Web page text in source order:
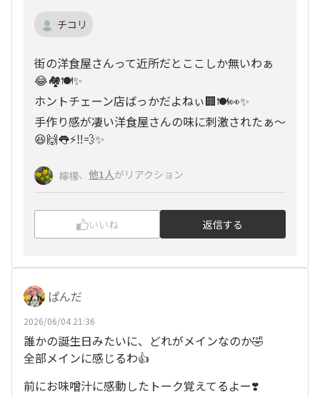
チコリ
街の洋食屋さんって近所だとここしか無いわぁ
😂🏘️🍽️✨
ホントチェーン店ばっかだよねぃ🏢🍽️👀✨
手作り感が凄い洋食屋さんの味に刺激されたぁ〜
😆🙌👅⚡️‼️💨✨
檸檬、 他1人がリアクション
いいね 返信する
ぱんだ
2026/06/04 21:36
誰かの誕生日みたいに、どれがメインなのか🤣
全部メインに感じるわ👍
前にお味噌汁に感動したトーク覚えてるよー❣️